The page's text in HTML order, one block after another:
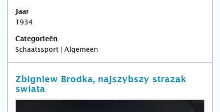
Jaar
1934
Categorieën
Schaatssport | Algemeen
Zbigniew Brodka, najszybszy strazak
swiata